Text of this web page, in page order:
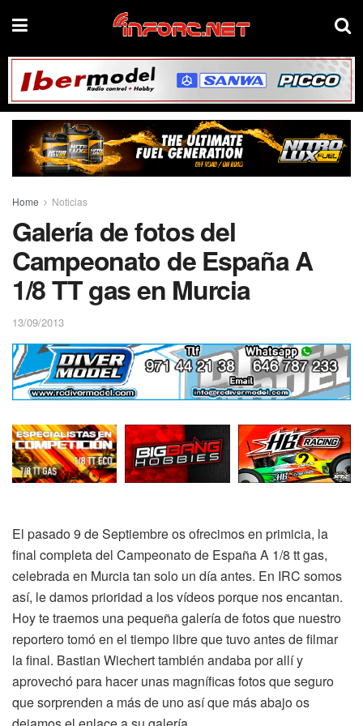
Home Noticias
Galería de fotos del
Campeonato de España A
1/8 TT gas en Murcia
13/09/2013
El pasado 9 de Septiembre os ofrecimos en primicia, la
final completa del Campeonato de España A 1/8 tt gas,
celebrada en Murcia tan solo un día antes. En IRC somos
así, le damos prioridad a los vídeos porque nos encantan.
Hoy te traemos una pequeña galería de fotos que nuestro
reportero tomó en el tiempo libre que tuvo antes de filmar
la final. Bastian Wiechert también andaba por allí y
aprovechó para hacer unas magníficas fotos que seguro
que sorprenden a más de uno así que más abajo os